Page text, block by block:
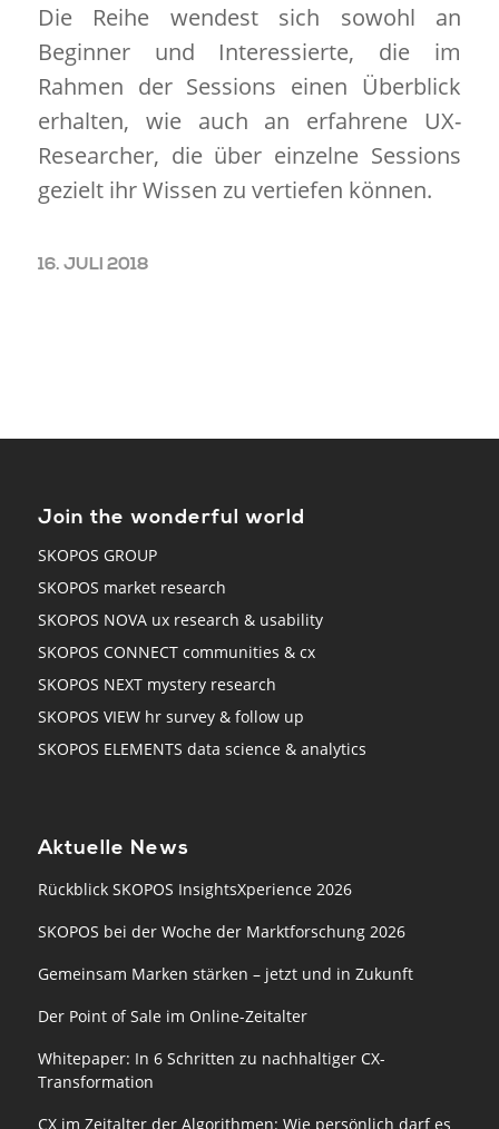
Die Reihe wendest sich sowohl an
Beginner und Interessierte, die im
Rahmen der Sessions einen Überblick
erhalten, wie auch an erfahrene UX-
Researcher, die über einzelne Sessions
gezielt ihr Wissen zu vertiefen können.
16. JULI 2018
Join the wonderful world
SKOPOS GROUP
SKOPOS market research
SKOPOS NOVA ux research & usability
SKOPOS CONNECT communities & cx
SKOPOS NEXT mystery research
SKOPOS VIEW hr survey & follow up
SKOPOS ELEMENTS data science & analytics
Aktuelle News
Rückblick SKOPOS InsightsXperience 2026
SKOPOS bei der Woche der Marktforschung 2026
Gemeinsam Marken stärken – jetzt und in Zukunft
Der Point of Sale im Online-Zeitalter
Whitepaper: In 6 Schritten zu nachhaltiger CX-
Transformation
CX im Zeitalter der Algorithmen: Wie persönlich darf es